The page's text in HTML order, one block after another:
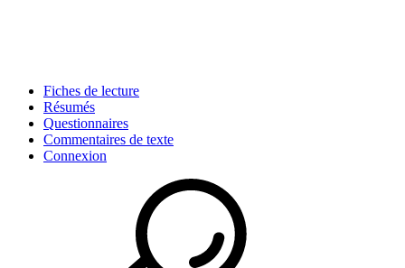
Fiches de lecture
Résumés
Questionnaires
Commentaires de texte
Connexion